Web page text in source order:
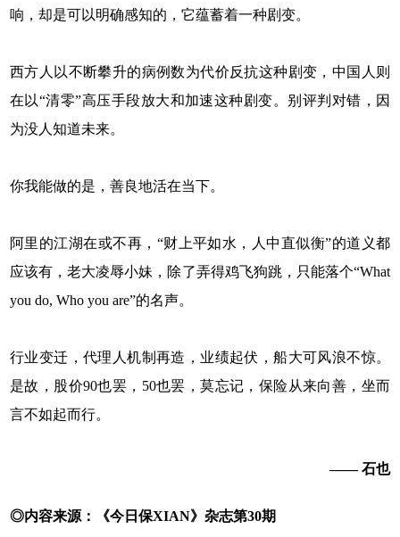
响，却是可以明确感知的，它蕴蓄着一种剧变。
西方人以不断攀升的病例数为代价反抗这种剧变，中国人则
在以“清零”高压手段放大和加速这种剧变。别评判对错，因
为没人知道未来。
你我能做的是，善良地活在当下。
阿里的江湖在或不再，“财上平如水，人中直似衡”的道义都
应该有，老大凌辱小妹，除了弄得鸡飞狗跳，只能落个“What
you do, Who you are”的名声。
行业变迁，代理人机制再造，业绩起伏，船大可风浪不惊。
是故，股价90也罢，50也罢，莫忘记，保险从来向善，坐而
言不如起而行。
—— 石也
◎内容来源：《今日保XIAN》杂志第30期